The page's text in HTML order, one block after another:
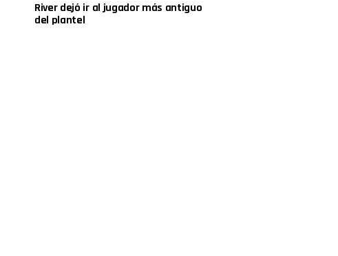
River dejó ir al jugador más antiguo
del plantel